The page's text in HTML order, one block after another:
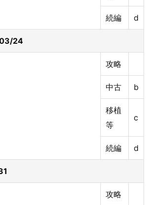
続編 d
03/24
攻略
中古 b
移植
等
c
続編 d
攻略